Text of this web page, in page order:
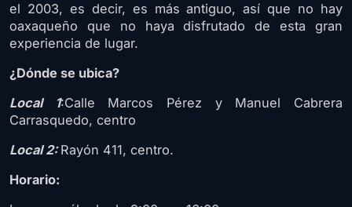
el 2003, es decir, es más antiguo, así que no hay
oaxaqueño que no haya disfrutado de esta gran
experiencia de lugar.
¿Dónde se ubica?
Local 1:Calle Marcos Pérez y Manuel Cabrera
Carrasquedo, centro
Local 2:Rayón 411, centro.
Horario: